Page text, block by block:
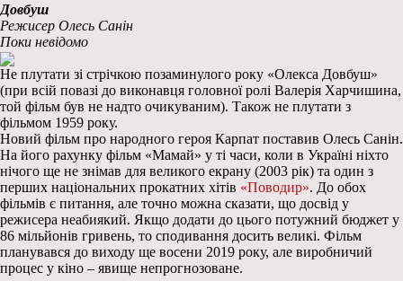
Довбуш
Режисер Олесь Санін
Поки невідомо
Не плутати зі стрічкою позаминулого року «Олекса Довбуш»
(при всій повазі до виконавця головної ролі Валерія Харчишина,
той фільм був не надто очикуваним). Також не плутати з
фільмом 1959 року.
Новий фільм про народного героя Карпат поставив Олесь Санін.
На його рахунку фільм «Мамай» у ті часи, коли в Україні ніхто
нічого ще не знімав для великого екрану (2003 рік) та один з
перших національних прокатних хітів «Поводир». До обох
фільмів є питання, але точно можна сказати, що досвід у
режисера неабиякий. Якщо додати до цього потужний бюджет у
86 мільйонів гривень, то сподивання досить великі. Фільм
планувався до виходу ще восени 2019 року, але виробничий
процес у кіно – явище непрогнозоване.